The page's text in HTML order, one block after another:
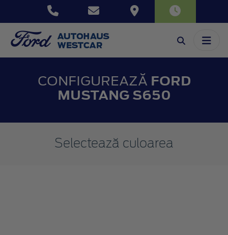
CONFIGUREAZĂ FORD
MUSTANG S650
Selectează culoarea